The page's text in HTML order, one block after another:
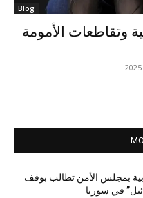
Blog
وتقاطعات الأمومة
بمجلس الأمن تطالب بوقف
في سوريا